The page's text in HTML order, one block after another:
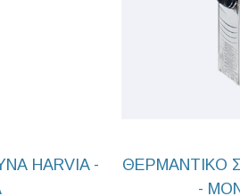
HARVIA -
ΘΕΡΜΑΝΤΙΚΌ
-